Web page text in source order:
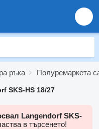
ръка Полуремаркета
SKS-HS 18/27
Langendorf SKS-
в търсенето!